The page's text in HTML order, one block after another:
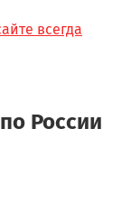
всегда
России